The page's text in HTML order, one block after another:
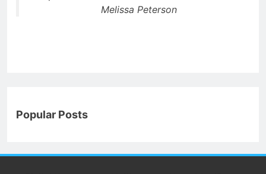
Melissa Peterson
Popular Posts